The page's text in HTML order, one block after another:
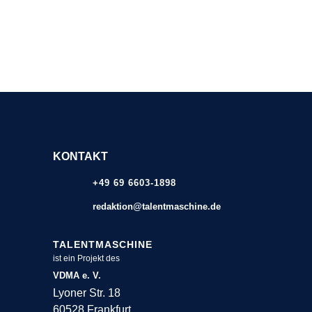
KONTAKT
+49 69 6603-1898
redaktion@talentmaschine.de
TALENTMASCHINE
ist ein Projekt des
VDMA e. V.
Lyoner Str. 18
60528 Frankfurt